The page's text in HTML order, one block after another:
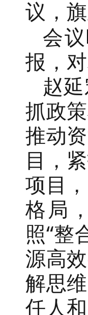
议，
会
报，
赵
抓政
推动
目，
项目
格局
照“整
源高
解思
任人